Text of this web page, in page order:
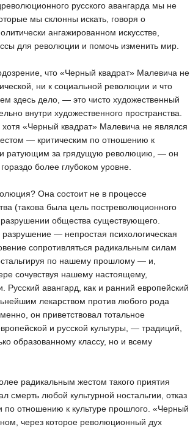
русского авангарда мы не
мы склонны искать, говоря о
ангажированном искусстве,
для революции и помочь изменить мир.
что «Черный квадрат» Малевича не
ни к социальной революции и что
здесь дело, — это чисто художественный
внутри художественного пространства.
хотя «Черный квадрат» Малевича не являлся
— критическим по отношению к
ратующим за грядущую революцию, — он
более глубоком уровне.
Она состоит не в процессе
(такова была цель постреволюционного
общества существующего.
— непростая психологическая
сопротивляться радикальным силам
по нашему прошлому — и,
сочувствуя нашему настоящему,
Русский авангард, как и ранний европейский
лекарством против любого рода
он приветствовал тотальное
и русской культуры, — традиций,
образованному классу, но и всему
радикальным жестом такого приятия
смерть любой культурной ностальгии, отказ
по отношению к культуре прошлого. «Черный
через которое революционный дух